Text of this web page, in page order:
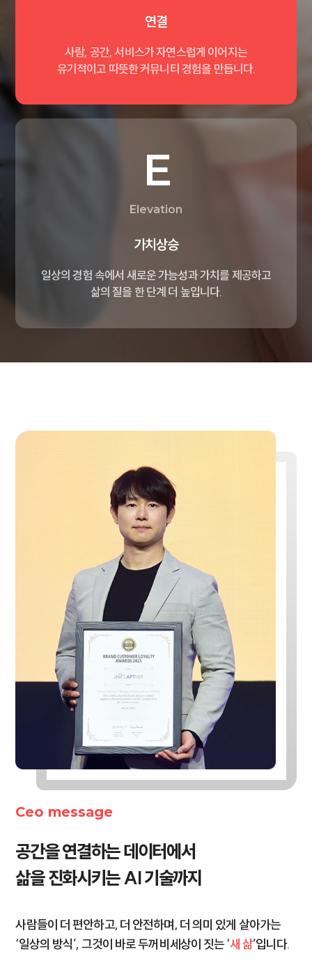
연결
사람, 공간, 서비스가 자연스럽게 이어지는
유기적이고 따뜻한커뮤니티 경험을 만듭니다.
E
Elevation
가치상승
일상의 경험 속에서 새로운가능성과 가치를 제공하고
삶의 질을 한 단계 더 높입니다.
Ceo message
공간을 연결하는 데이터에서
삶을 진화시키는 AI 기술까지
사람들이 더 편안하고, 더 안전하며, 더 의미 있게 살아가는
‘일상의 방식’, 그것이 바로 두꺼비세상이 짓는 ‘새 삶’입니다.